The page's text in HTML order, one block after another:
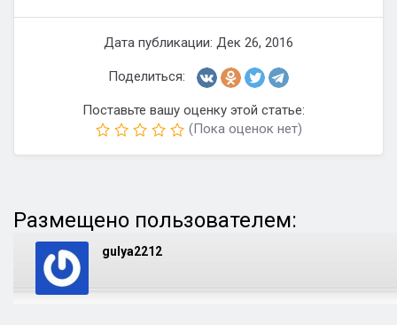
Дата публикации: Дек 26, 2016
Поделиться:
Поставьте вашу оценку этой статье:
(Пока оценок нет)
Размещено пользователем:
gulya2212